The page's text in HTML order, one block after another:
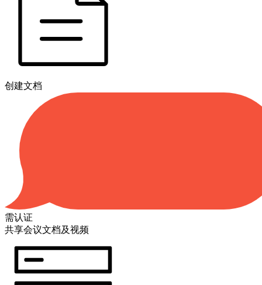
创建文档
需认证
共享会议文档及视频